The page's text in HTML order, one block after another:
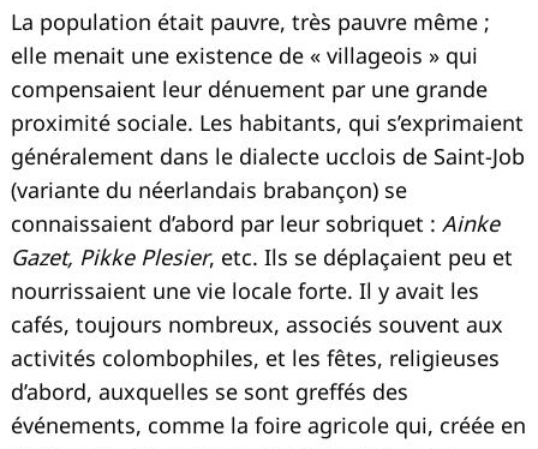
La population était pauvre, très pauvre même ;
elle menait une existence de « villageois » qui
compensaient leur dénuement par une grande
proximité sociale. Les habitants, qui s’exprimaient
généralement dans le dialecte ucclois de Saint-Job
(variante du néerlandais brabançon) se
connaissaient d’abord par leur sobriquet : Ainke
Gazet, Pikke Plesier, etc. Ils se déplaçaient peu et
nourrissaient une vie locale forte. Il y avait les
cafés, toujours nombreux, associés souvent aux
activités colombophiles, et les fêtes, religieuses
d’abord, auxquelles se sont greffés des
événements, comme la foire agricole qui, créée en